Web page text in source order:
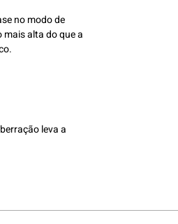
no modo de
alta do que a
leva a